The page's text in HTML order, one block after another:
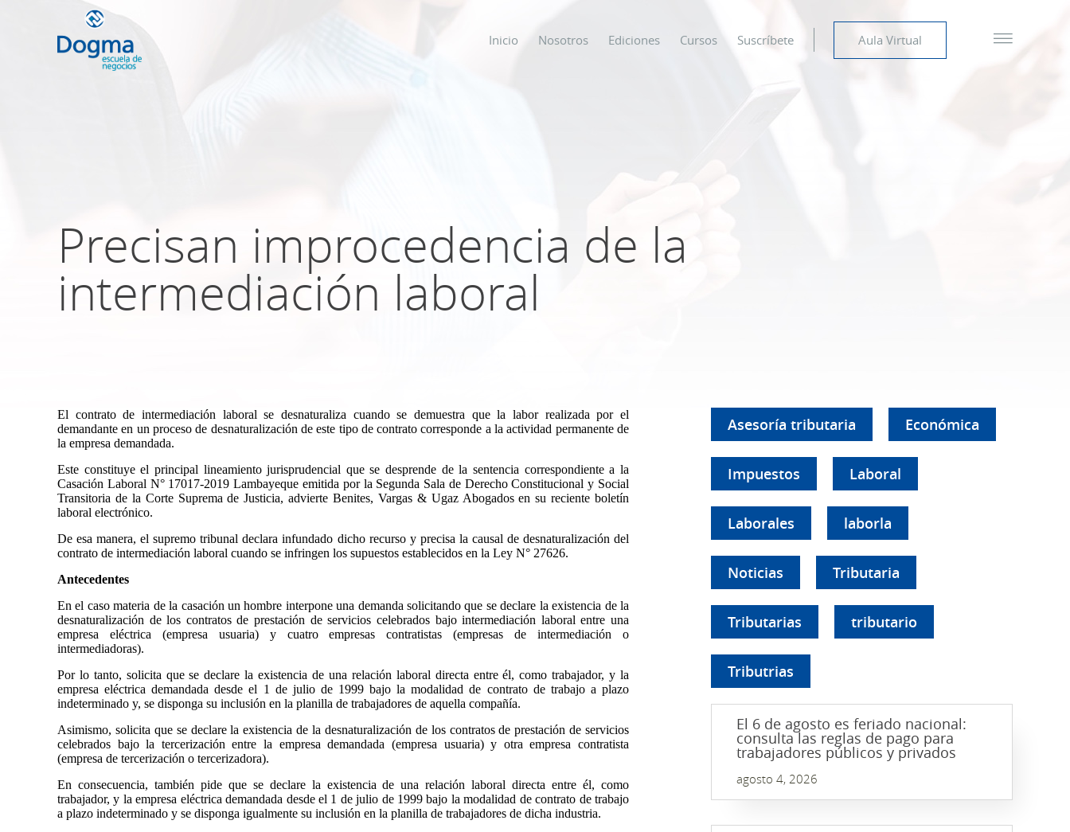
Inicio Nosotros Ediciones Cursos Suscríbete Aula Virtual
Precisan improcedencia de la
intermediación laboral
El contrato de intermediación laboral se desnaturaliza cuando se demuestra que la labor realizada por el
demandante en un proceso de desnaturalización de este tipo de contrato corresponde a la actividad permanente de
la empresa demandada.
Este constituye el principal lineamiento jurisprudencial que se desprende de la sentencia correspondiente a la
Casación Laboral N° 17017-2019 Lambayeque emitida por la Segunda Sala de Derecho Constitucional y Social
Transitoria de la Corte Suprema de Justicia, advierte Benites, Vargas & Ugaz Abogados en su reciente boletín
laboral electrónico.
De esa manera, el supremo tribunal declara infundado dicho recurso y precisa la causal de desnaturalización del
contrato de intermediación laboral cuando se infringen los supuestos establecidos en la Ley N° 27626.
Antecedentes
En el caso materia de la casación un hombre interpone una demanda solicitando que se declare la existencia de la
desnaturalización de los contratos de prestación de servicios celebrados bajo intermediación laboral entre una
empresa eléctrica (empresa usuaria) y cuatro empresas contratistas (empresas de intermediación o
intermediadoras).
Por lo tanto, solicita que se declare la existencia de una relación laboral directa entre él, como trabajador, y la
empresa eléctrica demandada desde el 1 de julio de 1999 bajo la modalidad de contrato de trabajo a plazo
indeterminado y, se disponga su inclusión en la planilla de trabajadores de aquella compañía.
Asimismo, solicita que se declare la existencia de la desnaturalización de los contratos de prestación de servicios
celebrados bajo la tercerización entre la empresa demandada (empresa usuaria) y otra empresa contratista
(empresa de tercerización o tercerizadora).
En consecuencia, también pide que se declare la existencia de una relación laboral directa entre él, como
trabajador, y la empresa eléctrica demandada desde el 1 de julio de 1999 bajo la modalidad de contrato de trabajo
a plazo indeterminado y se disponga igualmente su inclusión en la planilla de trabajadores de dicha industria.
Asesoría tributaria Económica
Impuestos Laboral
Laborales laborla
Noticias Tributaria
Tributarias tributario
Tributrias
El 6 de agosto es feriado nacional:
consulta las reglas de pago para
trabajadores públicos y privados
agosto 4, 2026
TRIBUTACIÓN INTERNACIONAL | TODO SOBRE
NO DOMICILIADOS